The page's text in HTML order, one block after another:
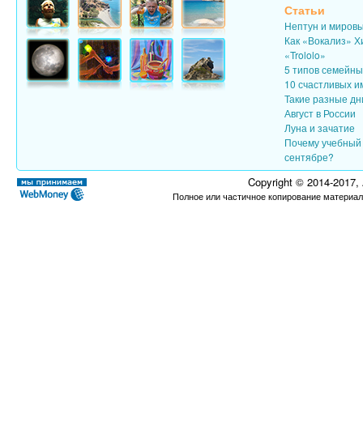
Статьи
Нептун и
Как «Вокализ»
«Trololo»
5 типов
10 счастливых
Такие разные
Август в России
Луна и зачатие
Почему учебный
сентябре?
Copyright © 2014-
Полное или частичное копирование